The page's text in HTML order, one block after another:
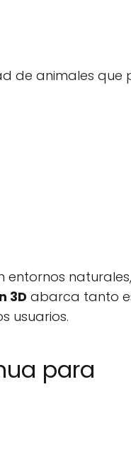
de animales que
entornos
3D abarca tanto
usuarios.
para